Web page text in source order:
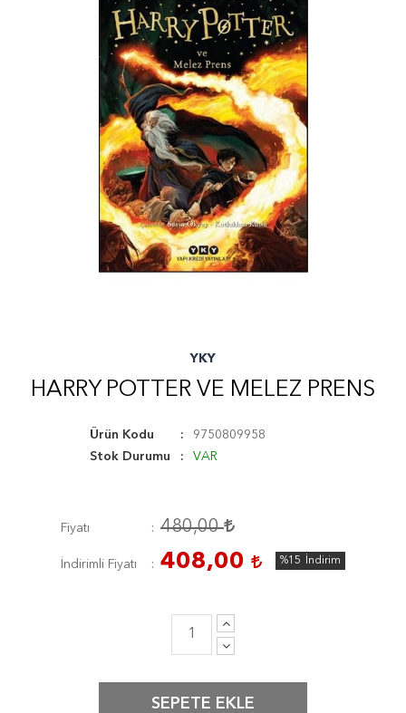
YKY
HARRY POTTER VE MELEZ PRENS
Ürün Kodu
9750809958
Stok Durumu
VAR
Fiyatı 480,00
İndirimli Fiyatı 408,00 %15 İndirim
SEPETE EKLE